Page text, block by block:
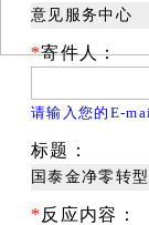
意见服务中心
*寄件人：
请输入您的E-
标题：
国泰金净零转
* 反应内容：